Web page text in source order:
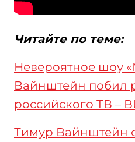
Читайте по теме:
Невероятное шоу
Вайнштейн побил
российского ТВ –
Тимур Вайнштейн